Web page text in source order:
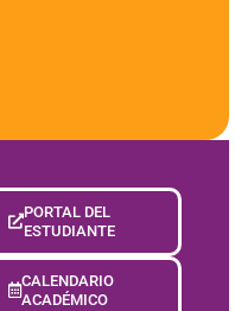
PORTAL DEL
ESTUDIANTE
CALENDARIO
ACADÉMICO